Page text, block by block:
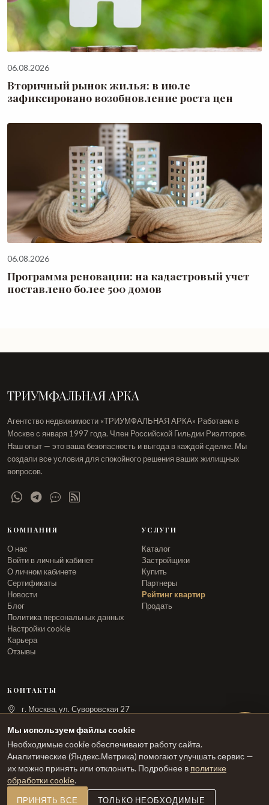
06.08.2026
Вторичный рынок жилья: в июле
зафиксировано возобновление роста цен
06.08.2026
Программа реновации: на кадастровый учет
поставлено более 500 домов
ТРИУМФАЛЬНАЯ АРКА
Агентство недвижимости «ТРИУМФАЛЬНАЯ АРКА» Работаем в
Москве с января 1997 года. Член Российской Гильдии Риэлторов.
Наш опыт — это ваша безопасность и выгода в каждой сделке. Мы
создали все условия для спокойного решения ваших жилищных
вопросов.
КОМПАНИЯ
О нас
Войти в личный кабинет
О личном кабинете
Сертификаты
Новости
Блог
Политика персональных данных
Настройки cookie
Карьера
Отзывы
УСЛУГИ
Каталог
Застройщики
Купить
Партнеры
Рейтинг квартир
Продать
КОНТАКТЫ
г. Москва, ул. Суворовская 27
ЗАКАЗАТЬ ЗВОНОК
Мы используем файлы cookie
Необходимые cookie обеспечивают работу сайта.
Аналитические (Яндекс.Метрика) помогают улучшать сервис —
их можно принять или отклонить. Подробнее в политике
обработки cookie.
ПРИНЯТЬ ВСЕ ТОЛЬКО НЕОБХОДИМЫЕ